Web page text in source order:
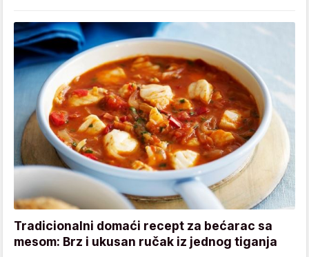
Tradicionalni domaći recept za bećarac sa
mesom: Brz i ukusan ručak iz jednog tiganja